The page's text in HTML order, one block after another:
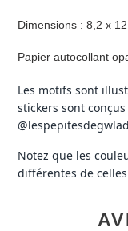
Dimensions : 8,2 x
Papier autocollant
Les motifs sont
stickers sont
Notez que les
différentes de